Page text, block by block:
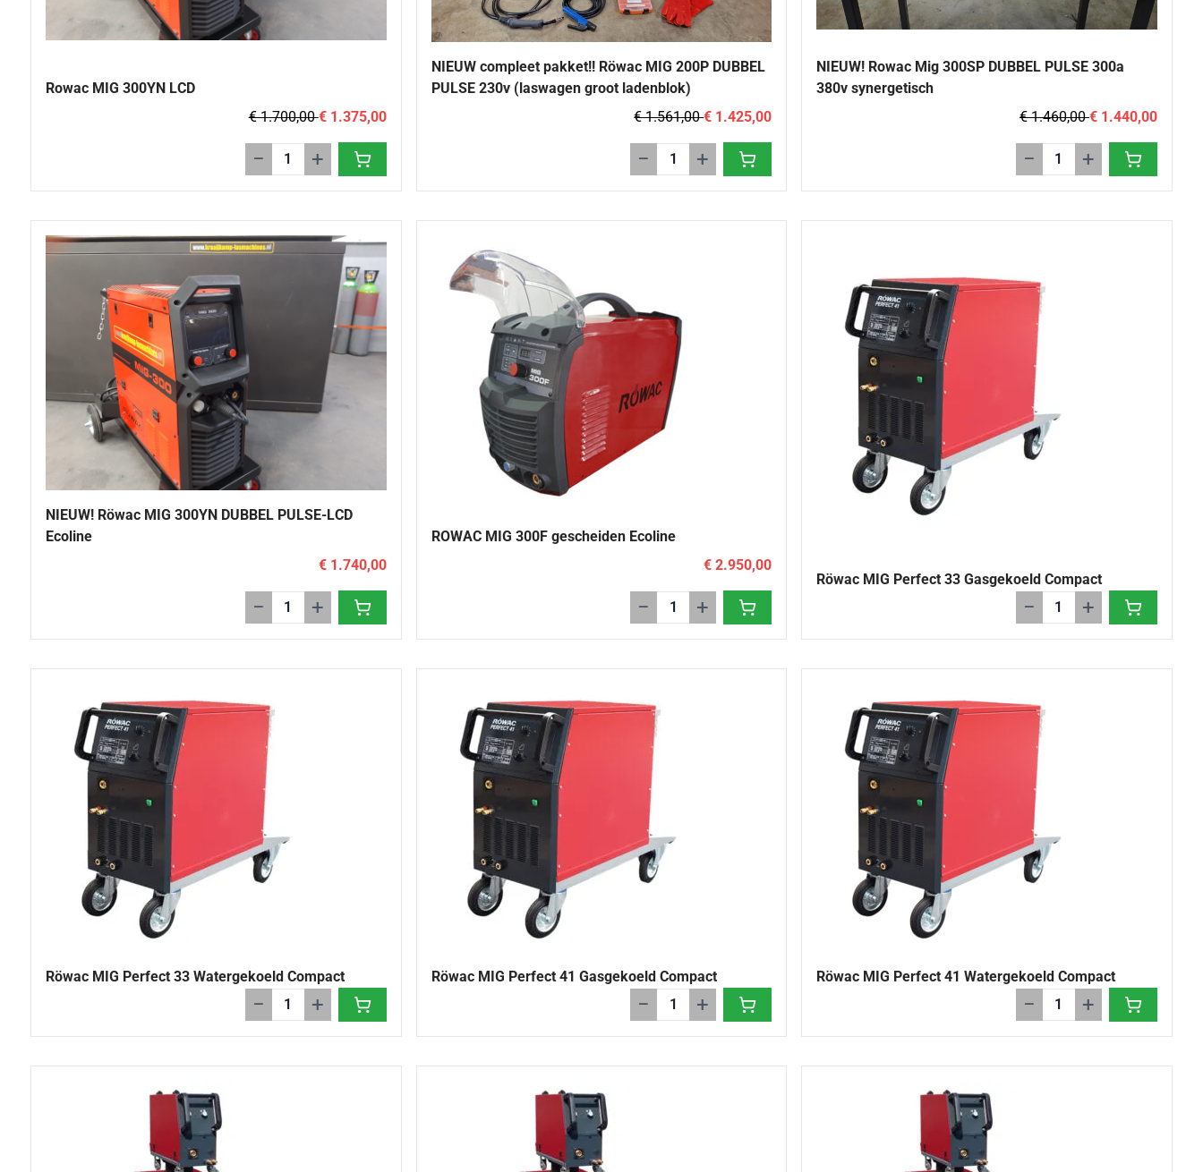
Rowac MIG 300YN LCD
€ 1.700,00€ 1.375,00
− +
NIEUW compleet pakket!! Röwac MIG 200P DUBBEL
PULSE 230v (laswagen groot ladenblok)
€ 1.561,00€ 1.425,00
− +
NIEUW! Rowac Mig 300SP DUBBEL PULSE 300a
380v synergetisch
€ 1.460,00€ 1.440,00
− +
NIEUW! Röwac MIG 300YN DUBBEL PULSE-LCD
Ecoline
€ 1.740,00
− +
ROWAC MIG 300F gescheiden Ecoline
€ 2.950,00
− +
Röwac MIG Perfect 33 Gasgekoeld Compact
− +
Röwac MIG Perfect 33 Watergekoeld Compact
− +
Röwac MIG Perfect 41 Gasgekoeld Compact
− +
Röwac MIG Perfect 41 Watergekoeld Compact
− +